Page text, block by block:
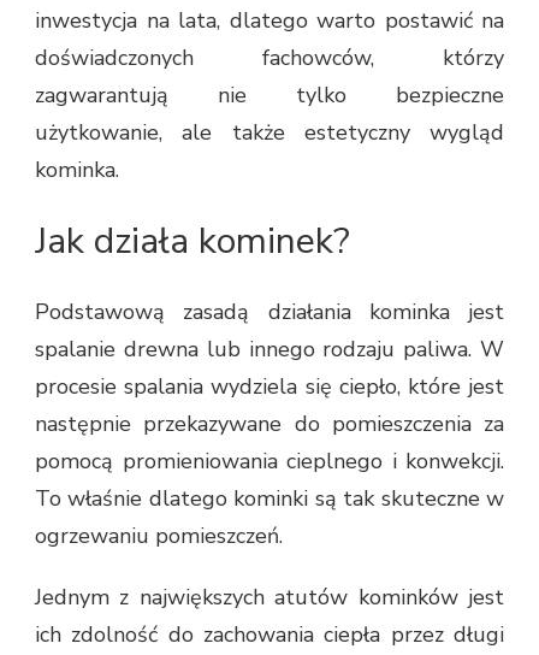
inwestycja na lata, dlatego warto postawić na
doświadczonych fachowców, którzy
zagwarantują nie tylko bezpieczne
użytkowanie, ale także estetyczny wygląd
kominka.
Jak działa kominek?
Podstawową zasadą działania kominka jest
spalanie drewna lub innego rodzaju paliwa. W
procesie spalania wydziela się ciepło, które jest
następnie przekazywane do pomieszczenia za
pomocą promieniowania cieplnego i konwekcji.
To właśnie dlatego kominki są tak skuteczne w
ogrzewaniu pomieszczeń.
Jednym z największych atutów kominków jest
ich zdolność do zachowania ciepła przez długi